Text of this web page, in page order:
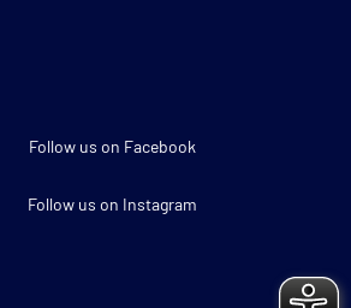
Follow us on Facebook
Follow us on Instagram